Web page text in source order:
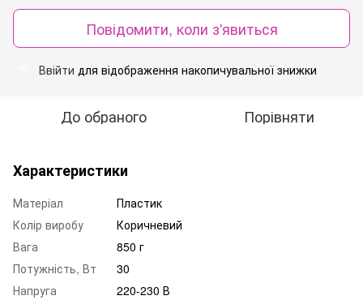
Повідомити, коли з'явиться
Ввійти для відображення накопичувальної знижки
До обраного Порівняти
Характеристики
Матеріал
Пластик
Колір виробу
Коричневий
Вага
850 г
Потужність, Вт
30
Напруга
220-230 В